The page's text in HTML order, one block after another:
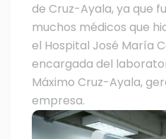
de Cruz-Ayala, ya que
muchos médicos que
el Hospital José María
encargada del
Máximo Cruz-Ayala,
empresa.